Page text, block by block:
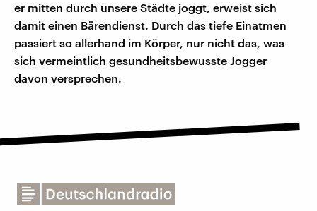
er mitten durch unsere Städte joggt, erweist sich
damit einen Bärendienst. Durch das tiefe Einatmen
passiert so allerhand im Körper, nur nicht das, was
sich vermeintlich gesundheitsbewusste Jogger
davon versprechen.